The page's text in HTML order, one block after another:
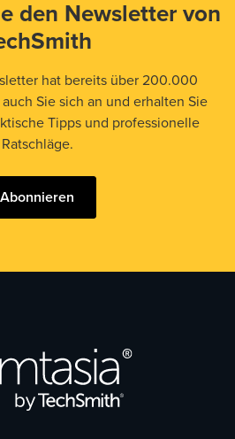
den Newsletter von
hat bereits über 200.000
Sie sich an und erhalten Sie
Tipps und professionelle
Ratschläge.
Abonnieren